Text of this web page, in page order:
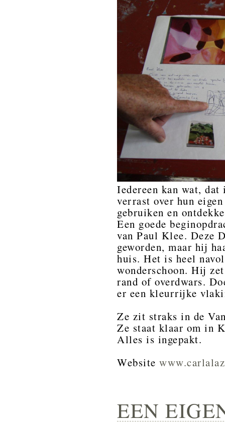
Iedereen kan wat,
verrast over hun
gebruiken en
Een goede
van Paul Klee. Deze
geworden, maar hij
huis. Het is heel
wonderschoon. Hij
rand of overdwars.
er een kleurrijke
Ze zit straks in de
Ze staat klaar om in
Alles is ingepakt.
Website
EEN